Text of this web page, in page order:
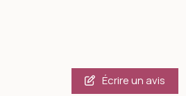
Écrire un avis